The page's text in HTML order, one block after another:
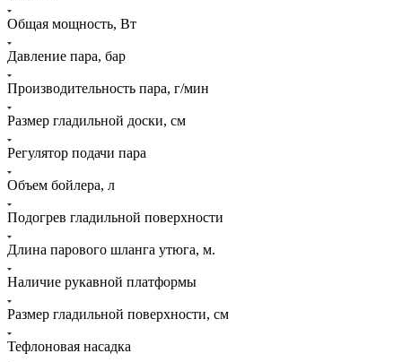
Общая мощность, Вт
Давление пара, бар
Производительность пара, г/мин
Размер гладильной доски, см
Регулятор подачи пара
Объем бойлера, л
Подогрев гладильной поверхности
Длина парового шланга утюга, м.
Наличие рукавной платформы
Размер гладильной поверхности, см
Тефлоновая насадка